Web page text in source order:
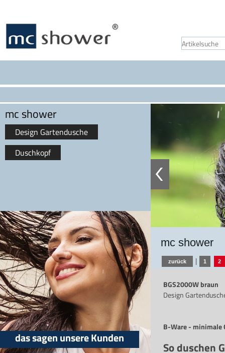
mc shower
zurück | 1 2
BGS2000W braun
Design
B-Ware - minimale
So duschen
mc shower
Design Gartendusche
Duschkopf
das sagen unsere Kunden